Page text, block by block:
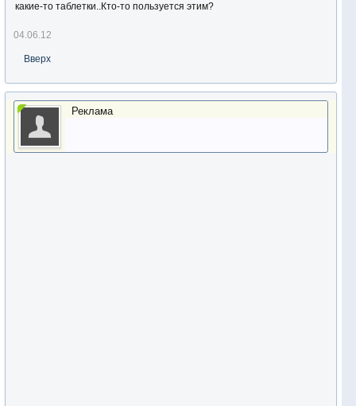
какие-то таблетки..Кто-то пользуется этим?
04.06.12
Вверх
Реклама